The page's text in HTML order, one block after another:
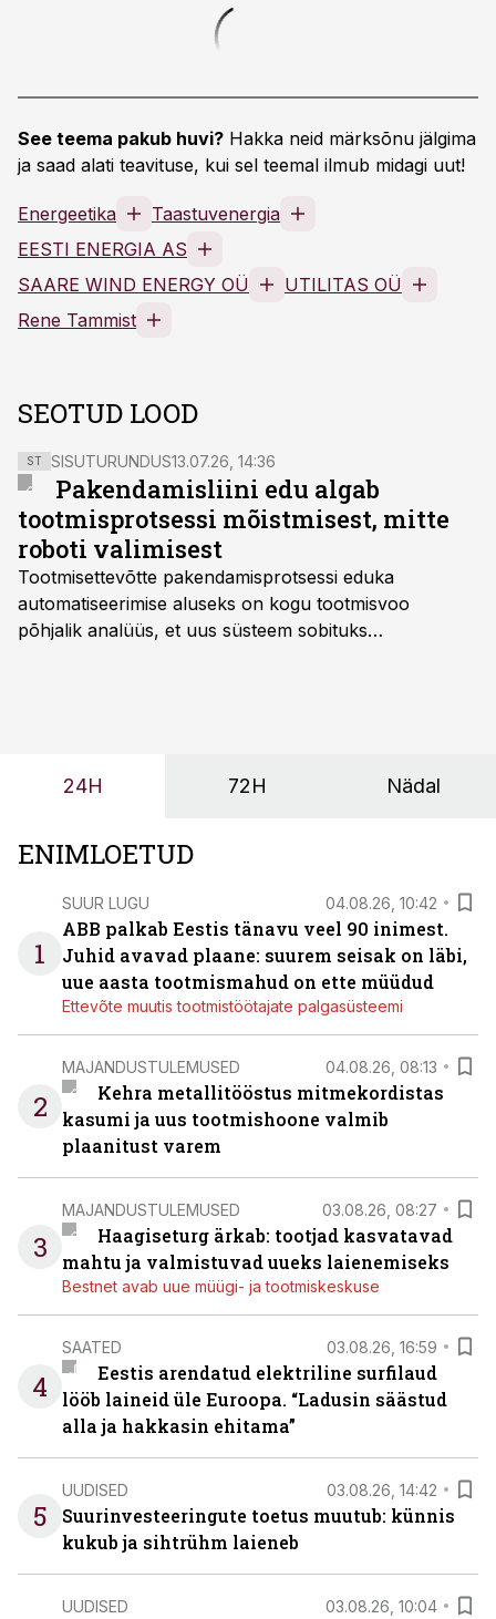
See teema pakub huvi? Hakka neid märksõnu jälgima
ja saad alati teavituse, kui sel teemal ilmub midagi uut!
Energeetika
Taastuvenergia
EESTI ENERGIA AS
SAARE WIND ENERGY OÜ
UTILITAS OÜ
Rene Tammist
SEOTUD LOOD
ST SISUTURUNDUS13.07.26, 14:36
Pakendamisliini edu algab
tootmisprotsessi mõistmisest, mitte
roboti valimisest
Tootmisettevõtte pakendamisprotsessi eduka
automatiseerimise aluseks on kogu tootmisvoo
põhjalik analüüs, et uus süsteem sobituks
OÜ tegevjuht Sander Mitendorf.
24H 72H Nädal
ENIMLOETUD
1
SUUR LUGU 04.08.26, 10:42
ABB palkab Eestis tänavu veel 90 inimest.
Juhid avavad plaane: suurem seisak on läbi,
uue aasta tootmismahud on ette müüdud
Ettevõte muutis tootmistöötajate palgasüsteemi
2
MAJANDUSTULEMUSED 04.08.26, 08:13
Kehra metallitööstus mitmekordistas
kasumi ja uus tootmishoone valmib
plaanitust varem
3
MAJANDUSTULEMUSED 03.08.26, 08:27
Haagiseturg ärkab: tootjad kasvatavad
mahtu ja valmistuvad uueks laienemiseks
Bestnet avab uue müügi- ja tootmiskeskuse
4
SAATED 03.08.26, 16:59
Eestis arendatud elektriline surfilaud
lööb laineid üle Euroopa. “Ladusin säästud
alla ja hakkasin ehitama”
5
UUDISED 03.08.26, 14:42
Suurinvesteeringute toetus muutub: künnis
kukub ja sihtrühm laieneb
UUDISED 03.08.26, 10:04